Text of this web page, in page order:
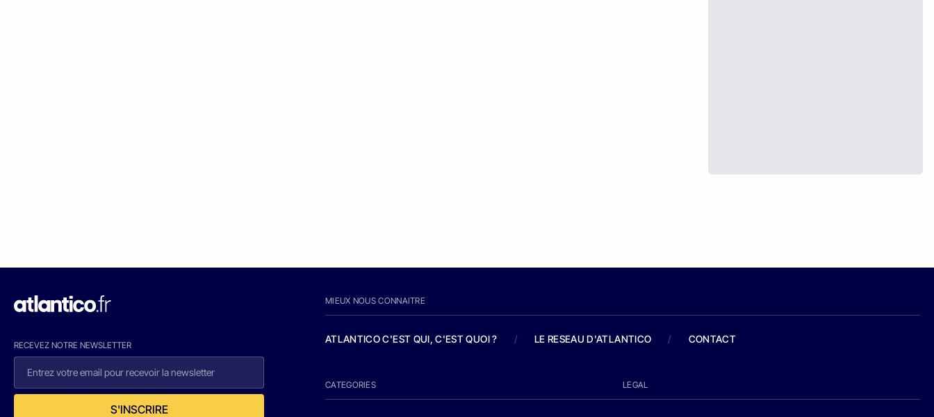
RECEVEZ NOTRE NEWSLETTER
S'INSCRIRE
MIEUX NOUS CONNAITRE
ATLANTICO C'EST QUI, C'EST QUOI ? / LE RESEAU D'ATLANTICO / CONTACT
CATEGORIES LEGAL